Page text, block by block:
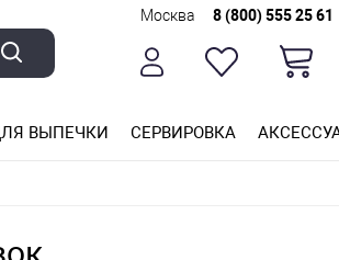
Москва 8 (800) 555 25 61
ВЫПЕЧКИ СЕРВИРОВКА